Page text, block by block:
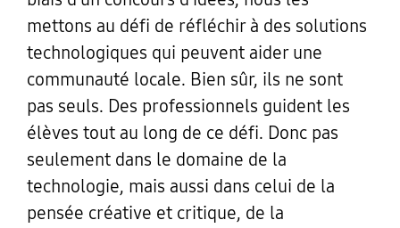
mettons au défi de réfléchir à des solutions
technologiques qui peuvent aider une
communauté locale. Bien sûr, ils ne sont
pas seuls. Des professionnels guident les
élèves tout au long de ce défi. Donc pas
seulement dans le domaine de la
technologie, mais aussi dans celui de la
pensée créative et critique, de la